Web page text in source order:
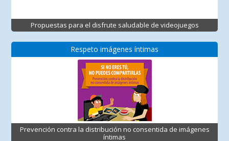
Propuestas para el disfrute saludable de videojuegos
Respeto imágenes íntimas
Prevención contra la distribución no consentida de imágenes
íntimas